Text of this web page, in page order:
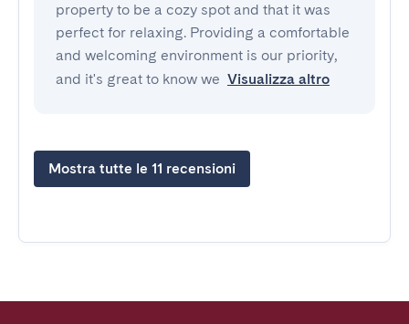
property to be a cozy spot and that it was
perfect for relaxing. Providing a comfortable
and welcoming environment is our priority,
and it's great to know we Visualizza altro
Mostra tutte le 11 recensioni